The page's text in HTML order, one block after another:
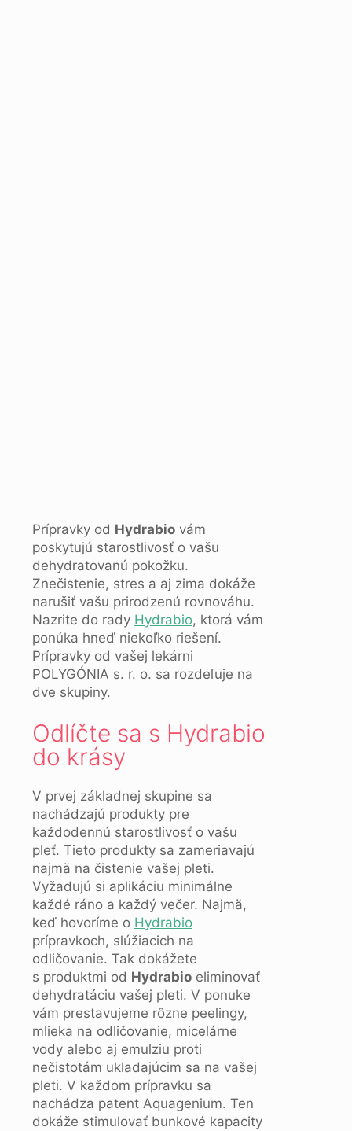
Prípravky od Hydrabio vám
poskytujú starostlivosť o vašu
dehydratovanú pokožku.
Znečistenie, stres a aj zima dokáže
narušiť vašu prirodzenú rovnováhu.
Nazrite do rady Hydrabio, ktorá vám
ponúka hneď niekoľko riešení.
Prípravky od vašej lekárni
POLYGÓNIA s. r. o. sa rozdeľuje na
dve skupiny.
Odlíčte sa s Hydrabio
do krásy
V prvej základnej skupine sa
nachádzajú produkty pre
každodennú starostlivosť o vašu
pleť. Tieto produkty sa zameriavajú
najmä na čistenie vašej pleti.
Vyžadujú si aplikáciu minimálne
každé ráno a každý večer. Najmä,
keď hovoríme o Hydrabio
prípravkoch, slúžiacich na
odličovanie. Tak dokážete
s produktmi od Hydrabio eliminovať
dehydratáciu vašej pleti. V ponuke
vám prestavujeme rôzne peelingy,
mlieka na odličovanie, micelárne
vody alebo aj emulziu proti
nečistotám ukladajúcim sa na vašej
pleti. V každom prípravku sa
nachádza patent Aquagenium. Ten
dokáže stimulovať bunkové kapacity